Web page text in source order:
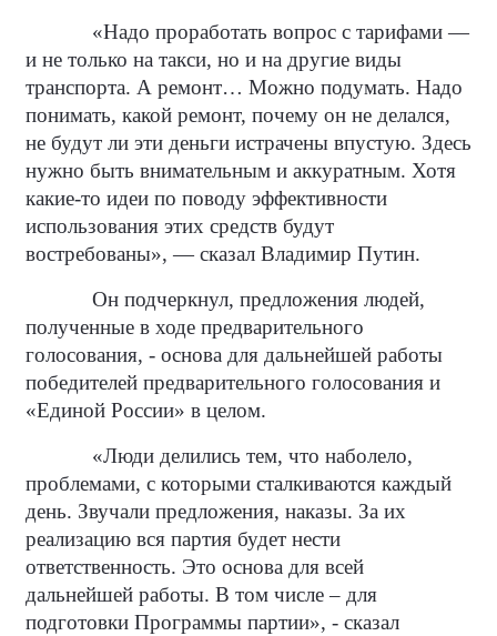
«Надо проработать вопрос с тарифами —
и не только на такси, но и на другие виды
транспорта. А ремонт… Можно подумать. Надо
понимать, какой ремонт, почему он не делался,
не будут ли эти деньги истрачены впустую. Здесь
нужно быть внимательным и аккуратным. Хотя
какие-то идеи по поводу эффективности
использования этих средств будут
востребованы», — сказал Владимир Путин.
Он подчеркнул, предложения людей,
полученные в ходе предварительного
голосования, - основа для дальнейшей работы
победителей предварительного голосования и
«Единой России» в целом.
«Люди делились тем, что наболело,
проблемами, с которыми сталкиваются каждый
день. Звучали предложения, наказы. За их
реализацию вся партия будет нести
ответственность. Это основа для всей
дальнейшей работы. В том числе – для
подготовки Программы партии», - сказал